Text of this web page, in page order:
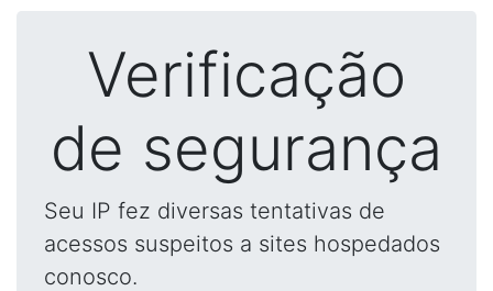
Verificação
de segurança
Seu IP fez diversas tentativas de
acessos suspeitos a sites hospedados
conosco.